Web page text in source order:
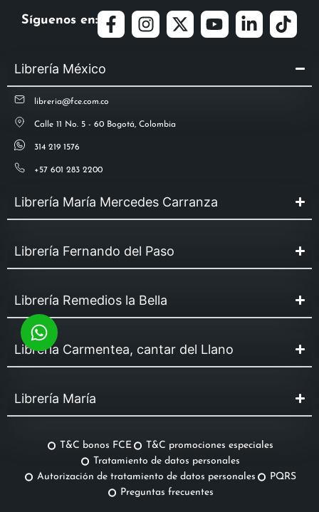
Síguenos en:
Librería México
libreria@fce.com.co
Calle 11 No. 5 - 60 Bogotá, Colombia
314 219 1576
+57 601 283 2200
Librería María Mercedes Carranza
Librería Fernando del Paso
Librería Remedios la Bella
Librería Carmentea, cantar del Llano
Librería María
T&C bonos FCE
T&C promociones especiales
Tratamiento de datos personales
Autorización de tratamiento de datos personales
PQRS
Preguntas frecuentes